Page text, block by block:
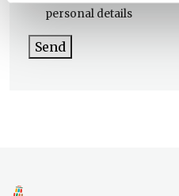
personal details
Send